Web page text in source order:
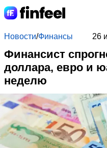
Новости/Финансы 26
Финансист
доллара, евро и
неделю